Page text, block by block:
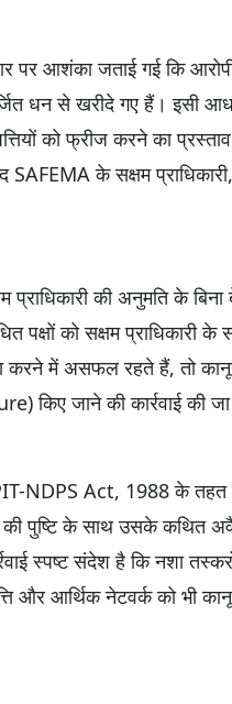
पर आशंका जताई गई कि
धन से खरीदे गए हैं। इसी
को फ्रीज करने का
SAFEMA के सक्षम
की अनुमति के बिना
को सक्षम प्राधिकारी के
करने में असफल रहते हैं, तो
किए जाने की कार्रवाई की
NDPS Act, 1988 के तहत
की पुष्टि के साथ उसके कथित
स्पष्ट संदेश है कि नशा
और आर्थिक नेटवर्क को भी